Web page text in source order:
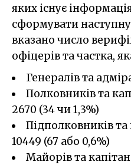
яких існує
сформувати
вказано число
офіцерів та частка,
Генералів та
Полковників та
2670 (34 чи 1,3%)
Підполковників та
10449 (67 або 0,6%)
Майорів та